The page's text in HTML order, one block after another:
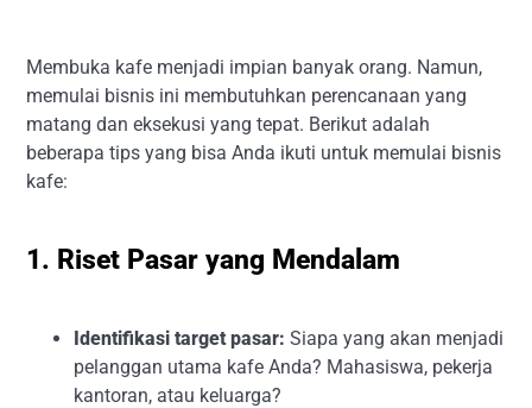
Membuka kafe menjadi impian banyak orang. Namun,
memulai bisnis ini membutuhkan perencanaan yang
matang dan eksekusi yang tepat. Berikut adalah
beberapa tips yang bisa Anda ikuti untuk memulai bisnis
kafe:
1. Riset Pasar yang Mendalam
Identifikasi target pasar: Siapa yang akan menjadi
pelanggan utama kafe Anda? Mahasiswa, pekerja
kantoran, atau keluarga?